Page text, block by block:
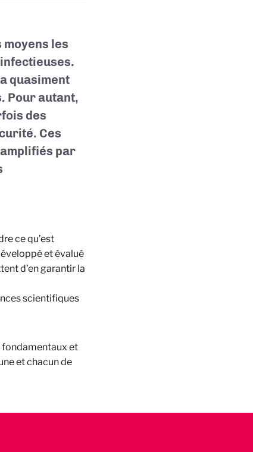
moyens les
quasiment
Pour autant,
des
Ces
par
ce qu’est
et évalué
d’en garantir la
scientifiques
fondamentaux et
et chacun de